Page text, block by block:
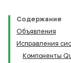
Содержание
Объявления
Исправления
Компоненты